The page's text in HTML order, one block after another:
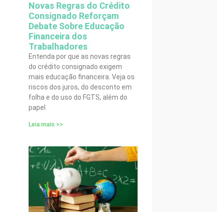
Novas Regras do Crédito
Consignado Reforçam
Debate Sobre Educação
Financeira dos
Trabalhadores
Entenda por que as novas regras
do crédito consignado exigem
mais educação financeira. Veja os
riscos dos juros, do desconto em
folha e do uso do FGTS, além do
papel
Leia mais >>